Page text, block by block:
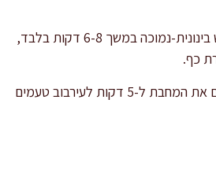
מניחים בזהירות את קוביות הדג בתוך הרוטב החם, בשכבה אחת, ללא ערבוב. מבשלים על אש בינונית-נמוכה במשך 6-8 דקות בלבד,
כף.
כשהדג נאפה ואטום מכל צדדיו, מכבים את האש ומפזרים מעל את הכוסברה הקצוצה. מכסים את המחבת ל-5 דקות לעירבוב טעמים